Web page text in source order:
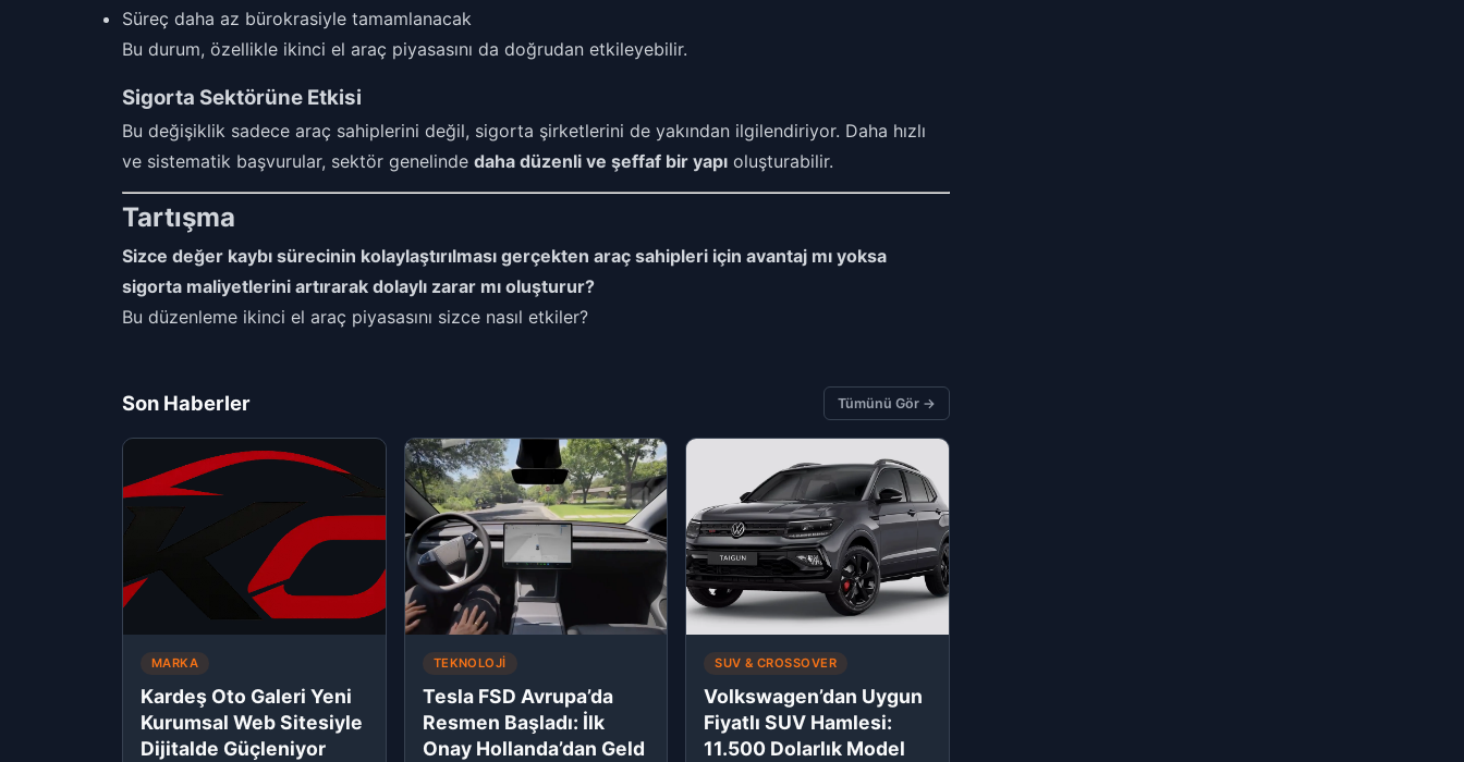
Süreç daha az bürokrasiyle tamamlanacak
Bu durum, özellikle ikinci el araç piyasasını da doğrudan etkileyebilir.
Sigorta Sektörüne Etkisi
Bu değişiklik sadece araç sahiplerini değil, sigorta şirketlerini de yakından ilgilendiriyor. Daha hızlı
ve sistematik başvurular, sektör genelinde daha düzenli ve şeffaf bir yapı oluşturabilir.
Tartışma
Sizce değer kaybı sürecinin kolaylaştırılması gerçekten araç sahipleri için avantaj mı yoksa
sigorta maliyetlerini artırarak dolaylı zarar mı oluşturur?
Bu düzenleme ikinci el araç piyasasını sizce nasıl etkiler?
Son Haberler Tümünü Gör →
MARKA
Kardeş Oto Galeri Yeni
Kurumsal Web Sitesiyle
Dijitalde Güçleniyor
TEKNOLOJI
Tesla FSD Avrupa’da
Resmen Başladı: İlk
Onay Hollanda’dan Geld
SUV & CROSSOVER
Volkswagen’dan Uygun
Fiyatlı SUV Hamlesi:
11.500 Dolarlık Model